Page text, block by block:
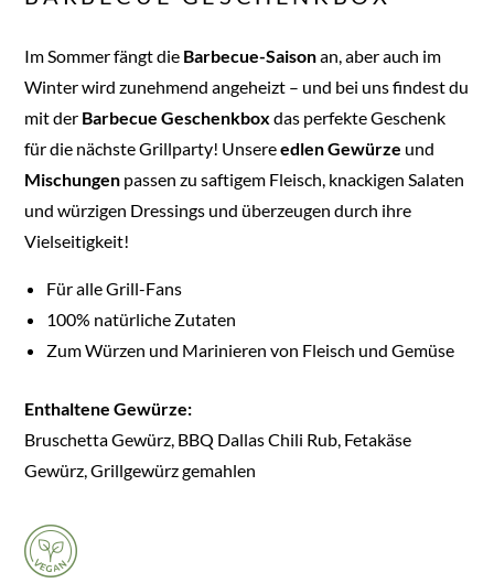
Im Sommer fängt die Barbecue-Saisonan, aber auch im
Winter wird zunehmend angeheizt – und bei uns findest du
mit der Barbecue Geschenkbox das perfekte Geschenk
für die nächste Grillparty! UnsereedlenGewürze und
Mischungen passen zu saftigem Fleisch, knackigen Salaten
und würzigen Dressings und überzeugen durch ihre
Vielseitigkeit!
Für alle Grill-Fans
100% natürliche Zutaten
Zum Würzen und Marinieren von Fleisch und Gemüse
Enthaltene Gewürze:
Bruschetta Gewürz, BBQ Dallas Chili Rub, Fetakäse
Gewürz, Grillgewürz gemahlen